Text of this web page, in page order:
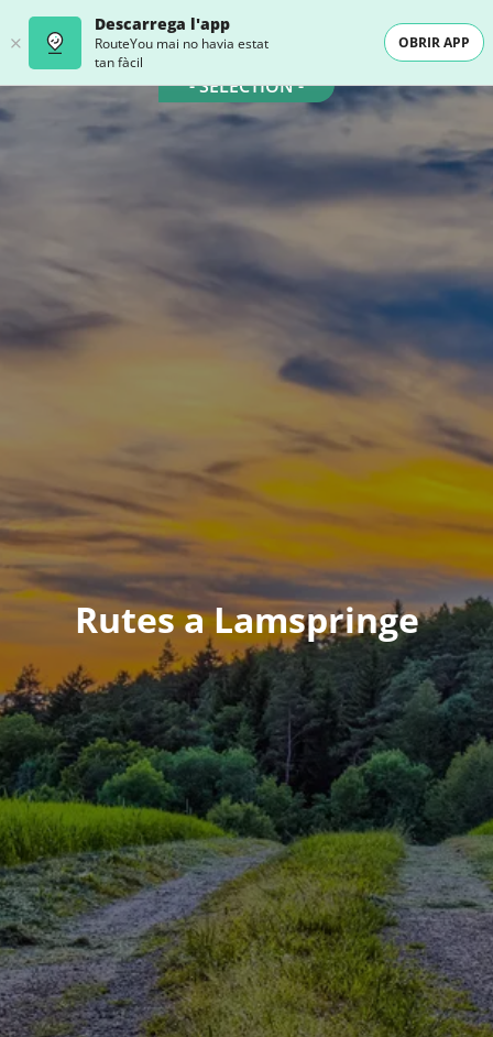
Descarrega l'app
RouteYou mai no havia estat
tan fàcil
OBRIR APP
- SELECTION -
Rutes a Lamspringe